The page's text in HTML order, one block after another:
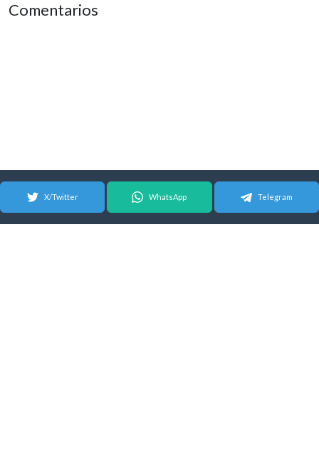
Comentarios
X/Twitter WhatsApp Telegram